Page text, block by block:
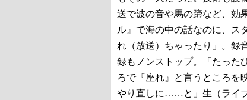
送で波の音や馬の蹄など、効
ル』で海の中の話なのに、ス
れ（放送）ちゃったり」。録
録もノンストップ。「たった
ろで『座れ』と言うところを
やり直しに……と」生（ライ